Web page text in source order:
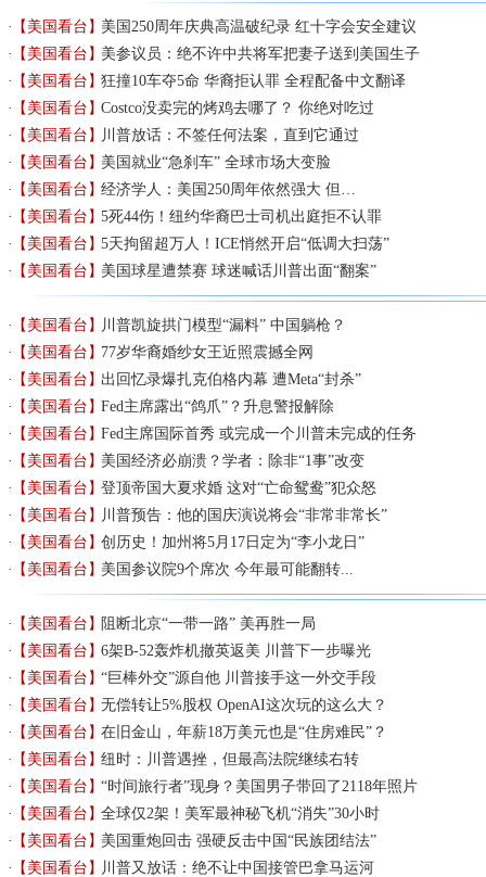
【美国看台】美国250周年庆典高温破纪录 红十字会安全建议
【美国看台】美参议员：绝不许中共将军把妻子送到美国生子
【美国看台】狂撞10车夺5命 华裔拒认罪 全程配备中文翻译
【美国看台】Costco没卖完的烤鸡去哪了？ 你绝对吃过
【美国看台】 川普放话：不签任何法案，直到它通过
【美国看台】美国就业“急刹车” 全球市场大变脸
【美国看台】经济学人：美国250周年依然强大 但…
【美国看台】5死44伤！纽约华裔巴士司机出庭拒不认罪
【美国看台】5天拘留超万人！ICE悄然开启“低调大扫荡”
【美国看台】美国球星遭禁赛 球迷喊话川普出面“翻案”
【美国看台】 川普凯旋拱门模型“漏料” 中国躺枪？
【美国看台】77岁华裔婚纱女王近照震撼全网
【美国看台】出回忆录爆扎克伯格内幕 遭Meta“封杀”
【美国看台】Fed主席露出“鸽爪”？升息警报解除
【美国看台】Fed主席国际首秀 或完成一个川普未完成的任务
【美国看台】美国经济必崩溃？学者：除非“1事”改变
【美国看台】登顶帝国大夏求婚 这对“亡命鸳鸯”犯众怒
【美国看台】 川普预告：他的国庆演说将会“非常非常长”
【美国看台】创历史！加州将5月17日定为“李小龙日”
【美国看台】美国参议院9个席次 今年最可能翻转...
【美国看台】 阻断北京“一带一路” 美再胜一局
【美国看台】6架B-52轰炸机撤英返美 川普下一步曝光
【美国看台】“巨棒外交”源自他 川普接手这一外交手段
【美国看台】无偿转让5%股权 OpenAI这次玩的这么大？
【美国看台】在旧金山，年薪18万美元也是“住房难民”？
【美国看台】纽时：川普遇挫，但最高法院继续右转
【美国看台】“时间旅行者”现身？美国男子带回了2118年照片
【美国看台】全球仅2架！美军最神秘飞机“消失”30小时
【美国看台】美国重炮回击 强硬反击中国“民族团结法”
【美国看台】 川普又放话：绝不让中国接管巴拿马运河